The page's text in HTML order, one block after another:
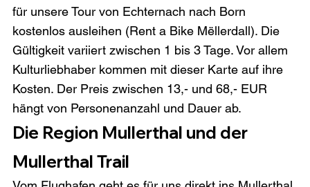
für unsere Tour von Echternach nach Born
kostenlos ausleihen (Rent a Bike Mëllerdall). Die
Gültigkeit variiert zwischen 1 bis 3 Tage. Vor allem
Kulturliebhaber kommen mit dieser Karte auf ihre
Kosten. Der Preis zwischen 13,- und 68,- EUR
hängt von Personenanzahl und Dauer ab.
Die Region Mullerthal und der
Mullerthal Trail